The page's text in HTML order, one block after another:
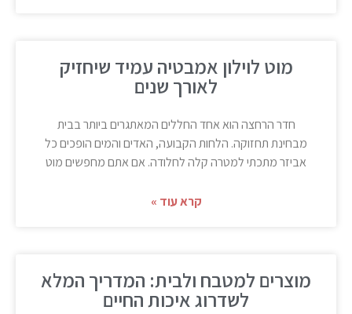
מוט לוילון אמבטיה עמיד שיחזיק
לאורך שנים
חדר הרחצה הוא אחד החללים המאתגרים ביותר בבית
מבחינת תחזוקה. הלחות הקבועה, האדים והמים הופכים כל
אביזר מתכתי למטרה קלה לחלודה. אם אתם מחפשים מוט
קרא עוד »
מוצרים למטבח ולבית: המדריך המלא
לשדרוג איכות החיים